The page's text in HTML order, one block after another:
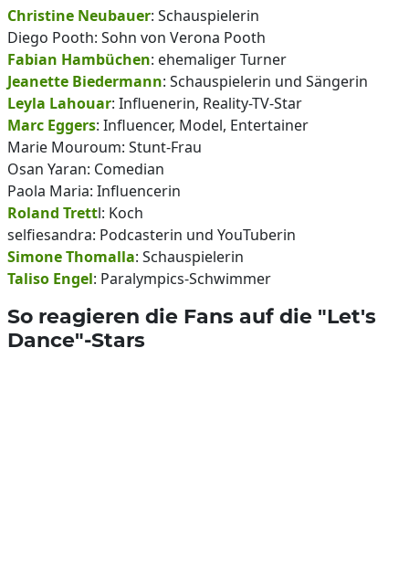
Christine Neubauer: Schauspielerin
Diego Pooth: Sohn von Verona Pooth
Fabian Hambüchen: ehemaliger Turner
Jeanette Biedermann: Schauspielerin und Sängerin
Leyla Lahouar: Influenerin, Reality-TV-Star
Marc Eggers: Influencer, Model, Entertainer
Marie Mouroum: Stunt-Frau
Osan Yaran: Comedian
Paola Maria: Influencerin
Roland Trettl: Koch
selfiesandra: Podcasterin und YouTuberin
Simone Thomalla: Schauspielerin
Taliso Engel: Paralympics-Schwimmer
So reagieren die Fans auf die "Let's
Dance"-Stars